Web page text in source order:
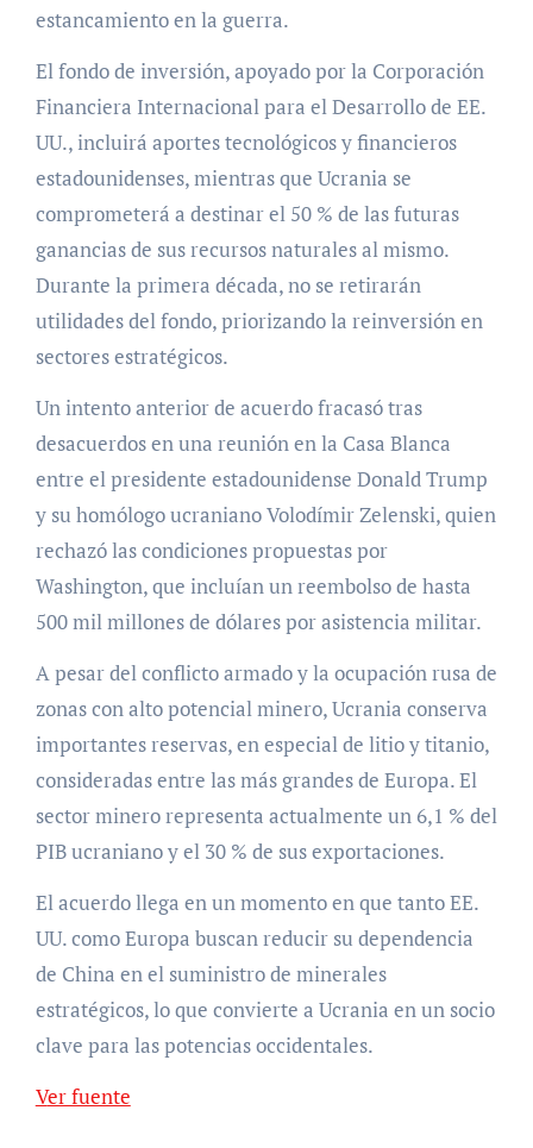
estancamiento en la guerra.
El fondo de inversión, apoyado por la Corporación
Financiera Internacional para el Desarrollo de EE.
UU., incluirá aportes tecnológicos y financieros
estadounidenses, mientras que Ucrania se
comprometerá a destinar el 50 % de las futuras
ganancias de sus recursos naturales al mismo.
Durante la primera década, no se retirarán
utilidades del fondo, priorizando la reinversión en
sectores estratégicos.
Un intento anterior de acuerdo fracasó tras
desacuerdos en una reunión en la Casa Blanca
entre el presidente estadounidense Donald Trump
y su homólogo ucraniano Volodímir Zelenski, quien
rechazó las condiciones propuestas por
Washington, que incluían un reembolso de hasta
500 mil millones de dólares por asistencia militar.
A pesar del conflicto armado y la ocupación rusa de
zonas con alto potencial minero, Ucrania conserva
importantes reservas, en especial de litio y titanio,
consideradas entre las más grandes de Europa. El
sector minero representa actualmente un 6,1 % del
PIB ucraniano y el 30 % de sus exportaciones.
El acuerdo llega en un momento en que tanto EE.
UU. como Europa buscan reducir su dependencia
de China en el suministro de minerales
estratégicos, lo que convierte a Ucrania en un socio
clave para las potencias occidentales.
Ver fuente